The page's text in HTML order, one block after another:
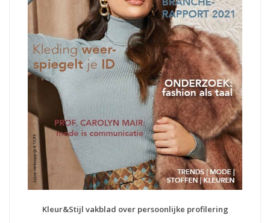
Kleur&Stijl vakblad over persoonlijke profilering